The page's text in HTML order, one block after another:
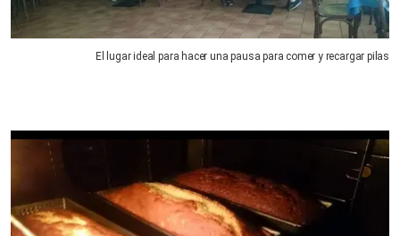
El lugar ideal para hacer una pausa para comer y recargar pilas